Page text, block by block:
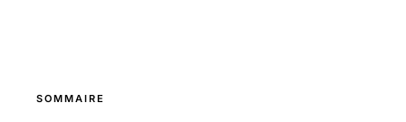
SOMMAIRE